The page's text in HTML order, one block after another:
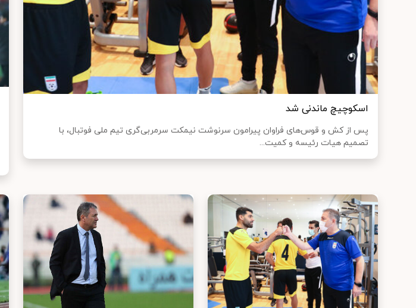
اسکوچیچ ماندنی شد
پس از کش و قوس‌های فراوان پیرامون سرنوشت نیمکت سرمربی‌گری تیم ملی فوتبال، با
تصمیم هیات رئیسه و کمیت...